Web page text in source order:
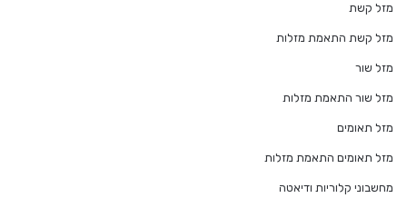
מזל קשת
מזל קשת התאמת מזלות
מזל שור
מזל שור התאמת מזלות
מזל תאומים
מזל תאומים התאמת מזלות
מחשבוני קלוריות ודיאטה